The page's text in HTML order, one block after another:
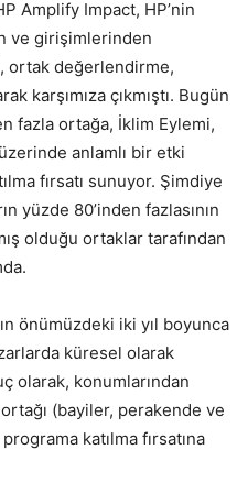
Amplify Impact, HP’nin
ve girişimlerinden
ortak değerlendirme,
karşımıza çıkmıştı. Bugün
fazla ortağa, İklim Eylemi,
anlamlı bir etki
fırsatı sunuyor. Şimdiye
yüzde 80’inden fazlasının
olduğu ortaklar tarafından
önümüzdeki iki yıl boyunca
küresel olarak
olarak, konumlarından
(bayiler, perakende ve
katılma fırsatına